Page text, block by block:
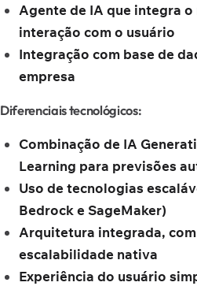
Agente de IA que integra
interação com o usuário
Integração com base de
empresa
Diferenciais tecnológicos:
Combinação de IA
Learning para previsões
Uso de tecnologias
Bedrock e SageMaker)
Arquitetura integrada,
escalabilidade nativa
Experiência do usuário